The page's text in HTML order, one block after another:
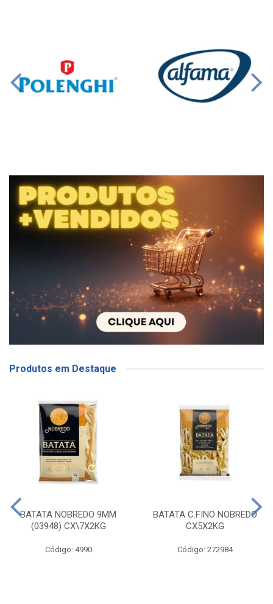
Produtos em Destaque
BATATA NOBREDO 9MM
(03948) CX\7X2KG
Código: 4990
BATATA C.FINO NOBREDO
CX5X2KG
Código: 272984